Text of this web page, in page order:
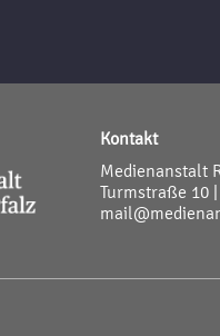
Kontakt
Medienanstalt
Turmstraße 10